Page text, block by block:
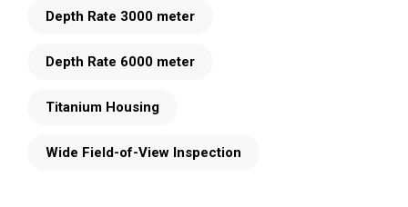
Depth Rate 3000 meter
Depth Rate 6000 meter
Titanium Housing
Wide Field-of-View Inspection